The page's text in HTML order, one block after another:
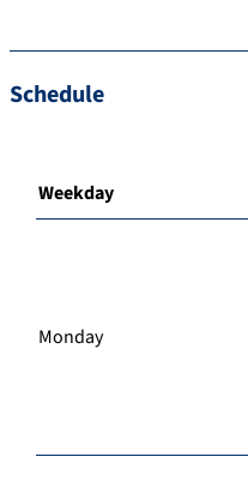
Schedule
Weekday
Monday